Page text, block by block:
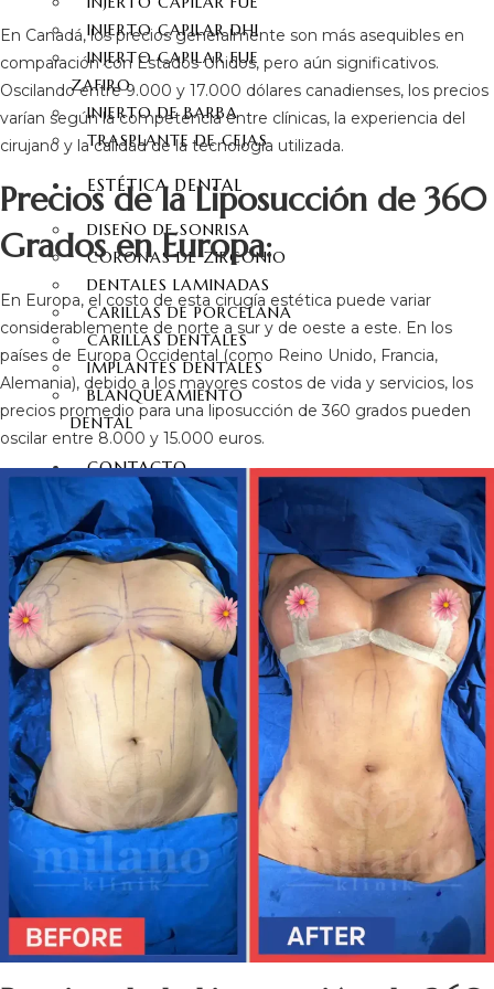
INJERTO CAPILAR DHI
INJERTO CAPILAR FUE
ZAFIRO
INJERTO DE BARBA
TRASPLANTE DE CEJAS
ESTÉTICA DENTAL
DISEÑO DE SONRISA
CORONAS DE ZIRCONIO
DENTALES LAMINADAS
CARILLAS DE PORCELANA
CARILLAS DENTALES
IMPLANTES DENTALES
BLANQUEAMIENTO
DENTAL
CONTACTO
ESPAÑOL
TÜRKÇE(TURCO )
ENGLISH
INGLÉS)
DEUTSCH
ALEMÁN
ITALIANO
FRANÇAIS(FRANCÉS
РУССКИЙ
( RUSO
X
En Canadá, los precios generalmente son más asequibles en
comparación con Estados Unidos, pero aún significativos.
Oscilando entre 9.000 y 17.000 dólares canadienses, los precios
varían según la competencia entre clínicas, la experiencia del
cirujano y la calidad de la tecnología utilizada.
Precios de la Liposucción de 360
Grados en Europa:
En Europa, el costo de esta cirugía estética puede variar
considerablemente de norte a sur y de oeste a este. En los
países de Europa Occidental (como Reino Unido, Francia,
Alemania), debido a los mayores costos de vida y servicios, los
precios promedio para una liposucción de 360 grados pueden
oscilar entre 8.000 y 15.000 euros.